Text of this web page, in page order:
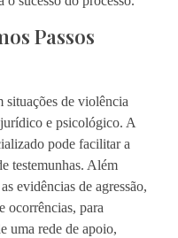
Passos
situações de violência
e psicológico. A
pode facilitar a
testemunhas. Além
evidências de agressão,
ocorrências, para
uma rede de apoio,